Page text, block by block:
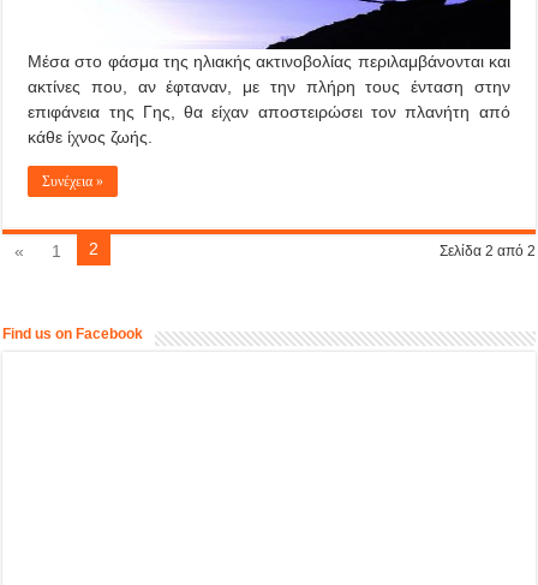
Μέσα στο φάσμα της ηλιακής ακτινοβολίας περιλαμβάνονται και
ακτίνες που, αν έφταναν, με την πλήρη τους ένταση στην
επιφάνεια της Γης, θα είχαν αποστειρώσει τον πλανήτη από
κάθε ίχνος ζωής.
Συνέχεια »
Σελίδα 2 από 2
« 1 2
Find us on Facebook